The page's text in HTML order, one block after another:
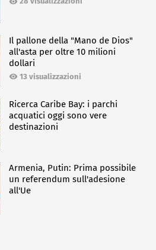
Il pallone della "Mano de Dios"
all'asta per oltre 10 milioni
dollari
13 visualizzazioni
Ricerca Caribe Bay: i parchi
acquatici oggi sono vere
destinazioni
Armenia, Putin: Prima possibile
un referendum sull'adesione
all'Ue